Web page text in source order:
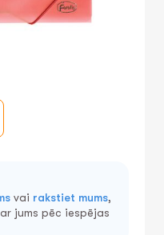
vai rakstiet mums,
jums pēc iespējas